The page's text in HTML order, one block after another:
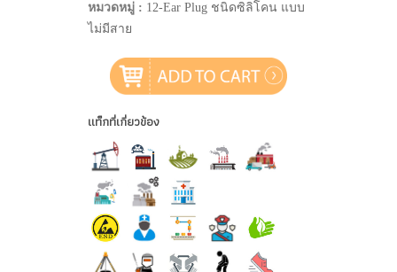
หมวดหมู่ : 12-Ear Plug ชนิดซิลิโคน แบบ
ไม่มีสาย
แท็กที่เกี่ยวข้อง